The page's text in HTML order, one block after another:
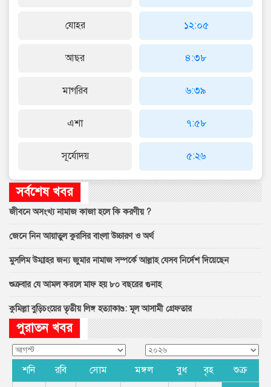
যোহর
আছর
মাগরিব
এশা
সূর্যোদয়
১২:০৫
৪:৩৮
৬:৩৯
৭:৫৮
৫:২৬
সর্বশেষ খবর
জীবনে অসংখ্য নামাজ কাজা হলে কি করণীয় ?
জেনে নিন আয়াতুল কুরসির বাংলা উচ্চারণ ও অর্থ
মুসলিম উম্মাহর জন্য জুমার নামাজ সম্পর্কে আল্লাহ যেসব নির্দেশ দিয়েছেন
শুক্রবার যে আমল করলে মাফ হয় ৮০ বছরের গুনাহ
কুমিল্লা বুড়িচংয়ের তৃতীয় লিঙ্গ হত্যাকাণ্ড: মূল আসামী গ্রেফতার
পুরাতন খবর
শনি রবি সোম মঙ্গল বুধ বৃহ শুক্র